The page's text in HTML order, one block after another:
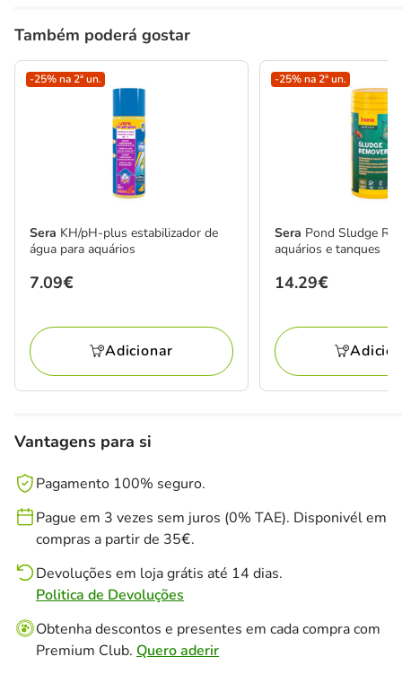
Também poderá gostar
-25% na 2ª un.
Sera KH/pH-plus estabilizador de
água para aquários
Preço
7.09€
Adicionar
-25% na 2ª un.
Sera Pond Sludge
aquários e tanques
Preço
14.29€
Vantagens para si
Pagamento 100% seguro.
Pague em 3 vezes sem juros (0% TAE). Disponivél em
compras a partir de 35€.
Devoluções em loja grátis até 14 dias.
Politica de Devoluções
Obtenha descontos e presentes em cada compra com
Premium Club. Quero aderir